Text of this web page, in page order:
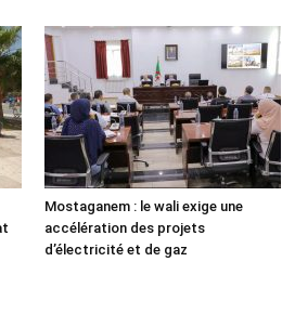
Mostaganem : le wali exige une
accélération des projets
d’électricité et de gaz